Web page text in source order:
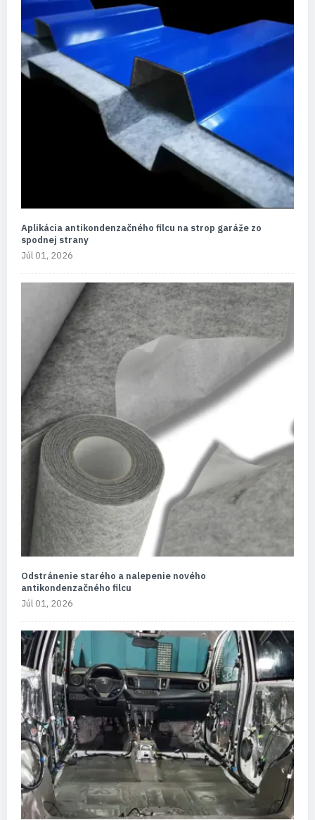
Aplikácia antikondenzačného filcu na strop garáže zo
spodnej strany
Júl 01, 2026
Odstránenie starého a nalepenie nového
antikondenzačného filcu
Júl 01, 2026